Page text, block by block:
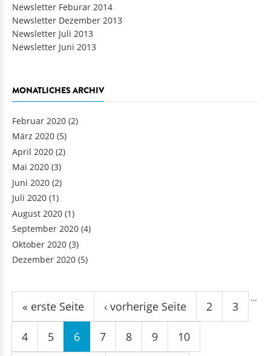
Newsletter Feburar 2014
Newsletter Dezember 2013
Newsletter Juli 2013
Newsletter Juni 2013
MONATLICHES ARCHIV
Februar 2020 (2)
März 2020 (5)
April 2020 (2)
Mai 2020 (3)
Juni 2020 (2)
Juli 2020 (1)
August 2020 (1)
September 2020 (4)
Oktober 2020 (3)
Dezember 2020 (5)
Seiten
« erste Seite ‹ vorherige Seite
…
2 3
4 5 6 7 8 9 10